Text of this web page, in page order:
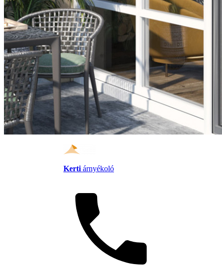
Kerti árnyékoló